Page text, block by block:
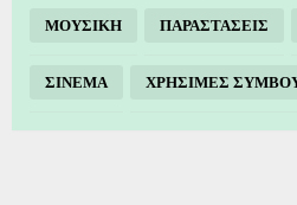
ΜΟΥΣΙΚΗ ΠΑΡΑΣΤΑΣΕΙΣ
ΣΙΝΕΜΑ ΧΡΗΣΙΜΕΣ